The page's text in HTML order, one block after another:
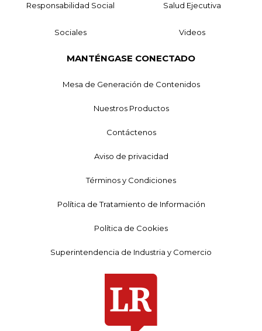
Responsabilidad Social Salud Ejecutiva
Sociales Videos
MANTÉNGASE CONECTADO
Mesa de Generación de Contenidos
Nuestros Productos
Contáctenos
Aviso de privacidad
Términos y Condiciones
Política de Tratamiento de Información
Política de Cookies
Superintendencia de Industria y Comercio